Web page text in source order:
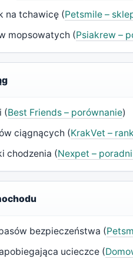
na tchawicę (Petsmile –
mopsowatych (Psiakrew –
(Best Friends – porównanie)
ciągnących (KrakVet –
chodzenia (Nexpet –
bezpieczeństwa (
ucieczce (